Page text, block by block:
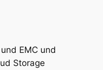
EMC und
Storage